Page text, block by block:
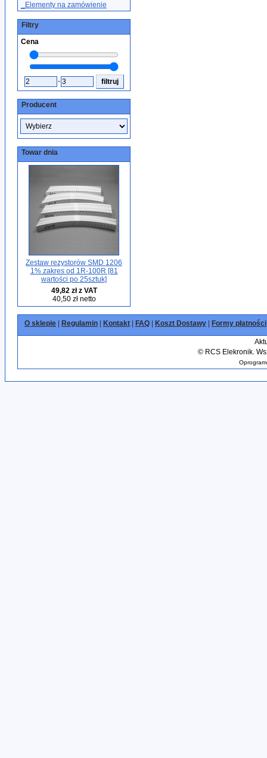
_Elementy na zamówienie
Filtry
Cena
-
Producent
Towar dnia
Zestaw rezystorów SMD 1206
1% zakres od 1R-100R [81
wartości po 25sztuk]
49,82 zł z VAT
40,50 zł netto
O sklepie Regulamin Kontakt FAQ Koszt Dostawy Formy płatności
©RCS Elekronik.